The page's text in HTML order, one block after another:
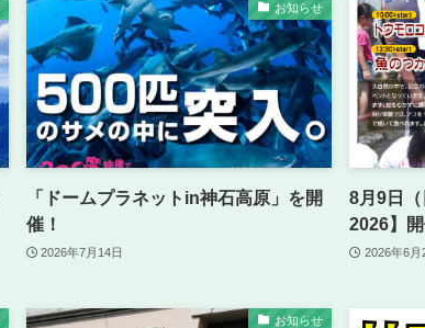
お知らせ
「ドームプラネットin神石高原」を開
催！
2026年7月14日
8月9日
2026】
2026年6月
お知らせ